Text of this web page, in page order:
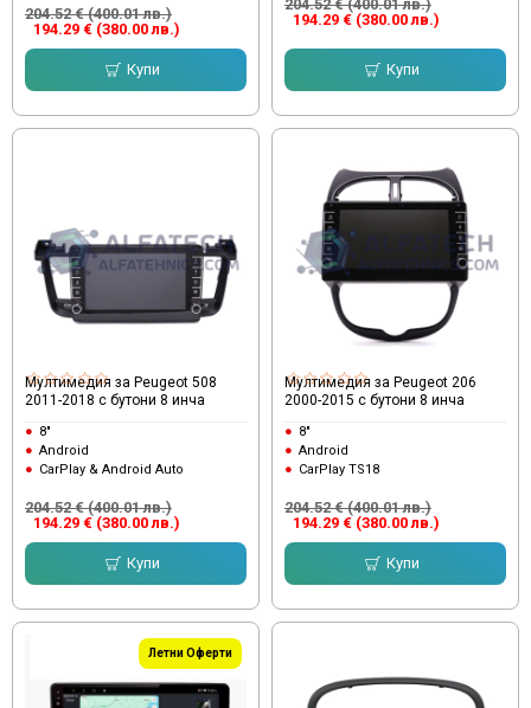
194.29 € (380.00 лв.)
204.52 € (400.01 лв.)
Купи
194.29 € (380.00 лв.)
204.52 € (400.01 лв.)
Купи
Мултимедия за Peugeot 508
2011-2018 с бутони 8 инча
8"
Android
CarPlay & Android Auto
194.29 € (380.00 лв.)
204.52 € (400.01 лв.)
Купи
Мултимедия за Peugeot 206
2000-2015 с бутони 8 инча
8"
Android
CarPlay TS18
194.29 € (380.00 лв.)
204.52 € (400.01 лв.)
Купи
Летни Оферти